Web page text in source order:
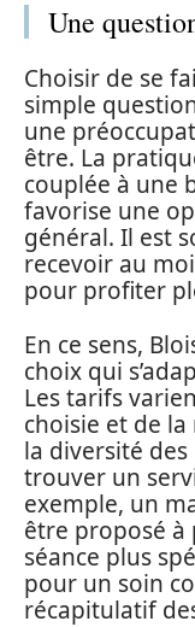
Une
Choisir de se
simple
une
être. La
couplée à une
favorise une
général. Il est
recevoir au
pour profiter
En ce sens,
choix qui
Les tarifs
choisie et de
la diversité
trouver un
exemple, un
être proposé à
séance plus
pour un soin
récapitulatif